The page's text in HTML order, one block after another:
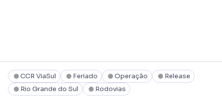
CCR ViaSul Feriado Operação
Release
Rio Grande do Sul
Rodovias